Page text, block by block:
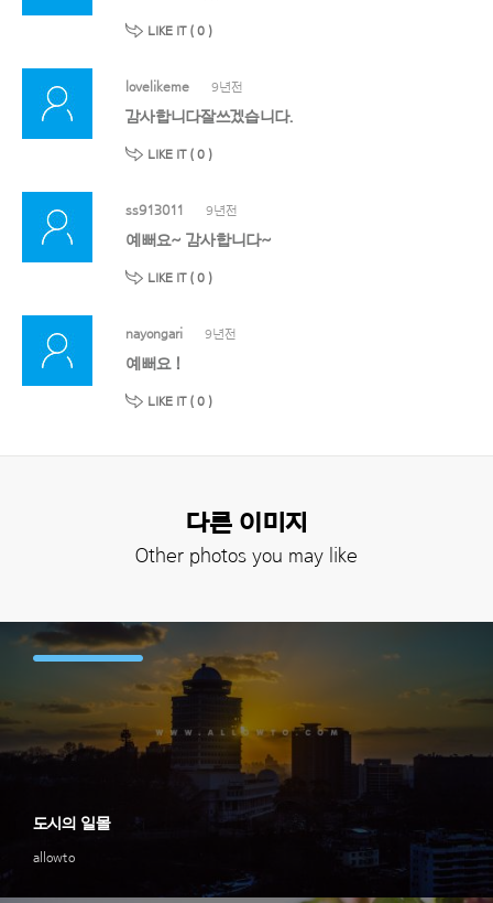
LIKE IT ( 0 )
lovelikeme 9년전
감사합니다잘쓰겠습니다.
LIKE IT ( 0 )
ss913011 9년전
예뻐요~ 감사합니다~
LIKE IT ( 0 )
nayongari 9년전
예뻐요 !
LIKE IT ( 0 )
다른 이미지
Other photos you may like
allowto
도시의 일몰